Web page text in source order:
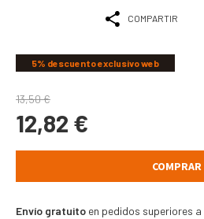
COMPARTIR
5% descuento exclusivo web
13,50€
12,82 €
COMPRAR
Envío gratuito en pedidos superiores a